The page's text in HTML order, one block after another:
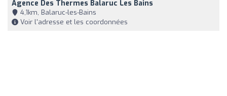
Agence Des Thermes Balaruc Les Bains
4,1km, Balaruc-les-Bains
Voir l'adresse et les coordonnées